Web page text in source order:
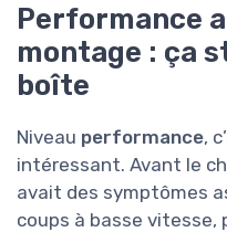
Performance
montage : ça
boîte
Niveau performance,
intéressant. Avant le
avait des symptômes
coups à basse vitesse,